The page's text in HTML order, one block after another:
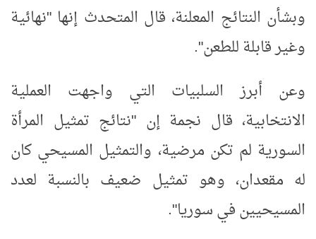
وبشأن النتائج المعلنة، قال المتحدث إنها "نهائية
وغير قابلة للطعن".
وعن أبرز السلبيات التي واجهت العملية
الانتخابية، قال نجمة إن "نتائج تمثيل المرأة
السورية لم تكن مرضية، والتمثيل المسيحي كان
له مقعدان، وهو تمثيل ضعيف بالنسبة لعدد
المسيحيين في سوريا".